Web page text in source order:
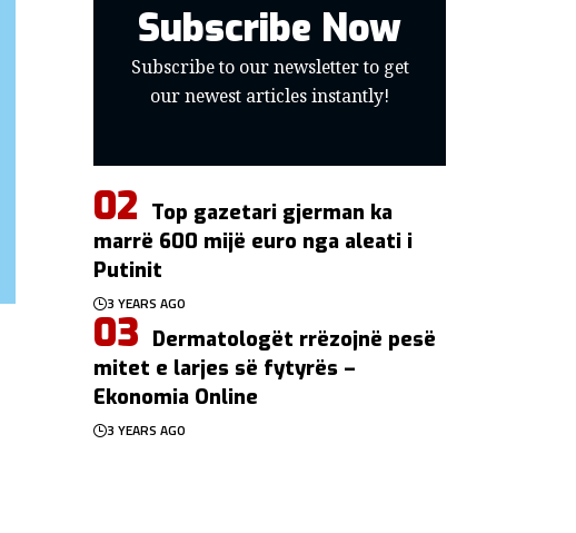
Subscribe Now
Subscribe to our newsletter to get
our newest articles instantly!
Top gazetari gjerman ka
marrë 600 mijë euro nga aleati i
Putinit
3 YEARS AGO
Dermatologët rrëzojnë pesë
mitet e larjes së fytyrës –
Ekonomia Online
3 YEARS AGO